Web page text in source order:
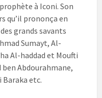
à Iconi. Son
qu’il prononça en
grands savants
Sumayt, Al-
Al-haddad et Moufti
ben Abdourahmane,
Baraka etc.